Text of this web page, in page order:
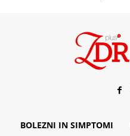
BOLEZNI IN SIMPTOMI